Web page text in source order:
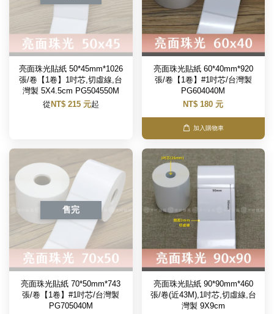
亮面珠光貼紙 50*45mm*1026
張/卷【1卷】1吋芯,切虛線,台
灣製 5X4.5cm PG504550M
從 NT$ 215 元起
亮面珠光貼紙 60*40mm*920
張/卷【1卷】#1吋芯/台灣製
PG604040M
NT$ 180 元
加入購物車
售完
亮面珠光貼紙 70*50mm*743
張/卷【1卷】#1吋芯/台灣製
PG705040M
亮面珠光貼紙 90*90mm*460
張/卷(近43M),1吋芯,切虛線,台
灣製 9X9cm